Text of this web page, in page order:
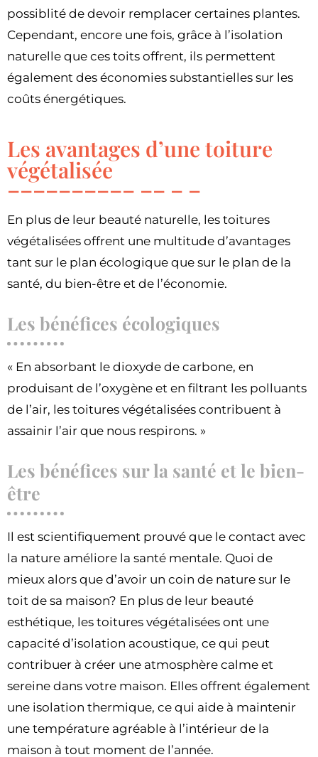
possiblité de devoir remplacer certaines plantes.
Cependant, encore une fois, grâce à l’isolation
naturelle que ces toits offrent, ils permettent
également des économies substantielles sur les
coûts énergétiques.
Les avantages d’une toiture
végétalisée
En plus de leur beauté naturelle, les toitures
végétalisées offrent une multitude d’avantages
tant sur le plan écologique que sur le plan de la
santé, du bien-être et de l’économie.
Les bénéfices écologiques
« En absorbant le dioxyde de carbone, en
produisant de l’oxygène et en filtrant les polluants
de l’air, les toitures végétalisées contribuent à
assainir l’air que nous respirons. »
Les bénéfices sur la santé et le bien-
être
Il est scientifiquement prouvé que le contact avec
la nature améliore la santé mentale. Quoi de
mieux alors que d’avoir un coin de nature sur le
toit de sa maison? En plus de leur beauté
esthétique, les toitures végétalisées ont une
capacité d’isolation acoustique, ce qui peut
contribuer à créer une atmosphère calme et
sereine dans votre maison. Elles offrent également
une isolation thermique, ce qui aide à maintenir
une température agréable à l’intérieur de la
maison à tout moment de l’année.